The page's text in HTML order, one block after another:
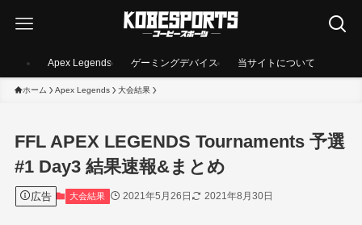
Apex Legends ゲーミングデバイス 当サイトについて
ホーム Apex Legends 大会結果
FFL APEX LEGENDS Tournaments 予選
#1 Day3 結果速報&まとめ
広告 大会結果 2021年5月26日 2021年8月30日